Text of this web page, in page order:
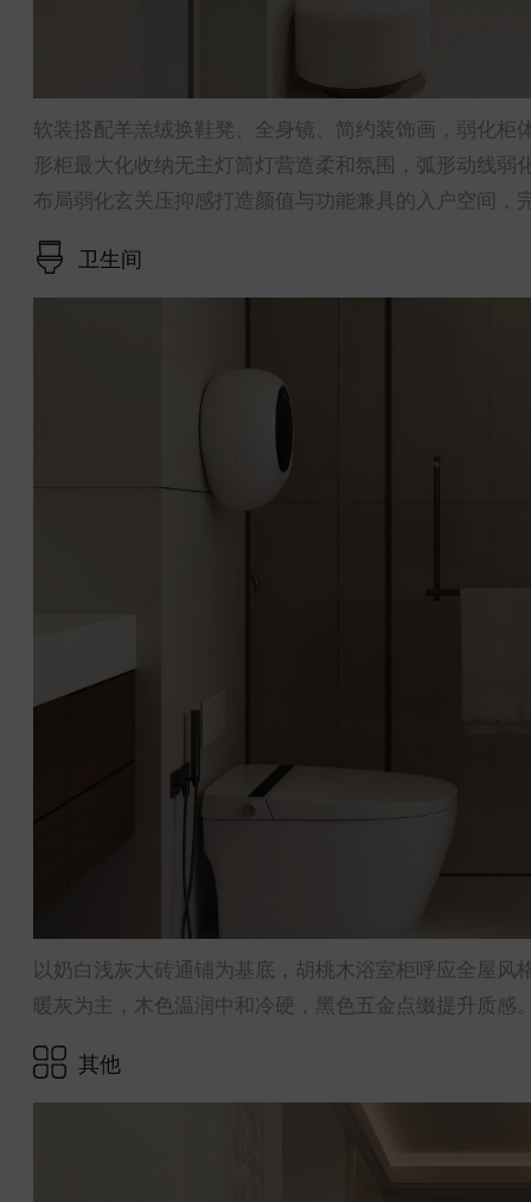
软装搭配羊羔绒换鞋凳、全身镜、简约装饰画，弱化
形柜最大化收纳无主灯筒灯营造柔和氛围，弧形动线
布局弱化玄关压抑感打造颜值与功能兼具的入户空间，
卫生间
以奶白浅灰大砖通铺为基底，胡桃木浴室柜呼应全屋
暖灰为主，木色温润中和冷硬，黑色五金点缀提升质感
其他